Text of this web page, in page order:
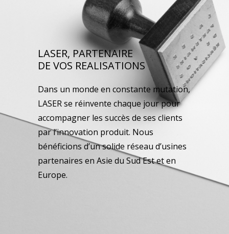
LASER, PARTENAIRE
DE VOS REALISATIONS
Dans un monde en constante mutation,
LASER se réinvente chaque jour pour
accompagner les succès de ses clients
par l’innovation produit. Nous
bénéficions d’un solide réseau d’usines
partenaires en Asie du Sud Est et en
Europe.